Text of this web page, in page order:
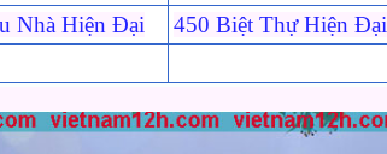
Nhà Hiện Đại 450 Biệt Thự Hiện Đại